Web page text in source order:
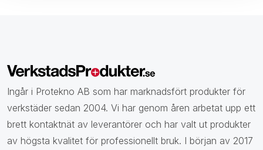
Ingår i Protekno AB som har marknadsfört produkter för
verkstäder sedan 2004. Vi har genom åren arbetat upp ett
brett kontaktnät av leverantörer och har valt ut produkter
av högsta kvalitet för professionellt bruk. I början av 2017